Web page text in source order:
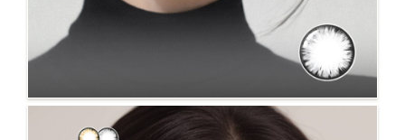
No.89灰 最大直徑最大着色only4大眼睛女孩❤️